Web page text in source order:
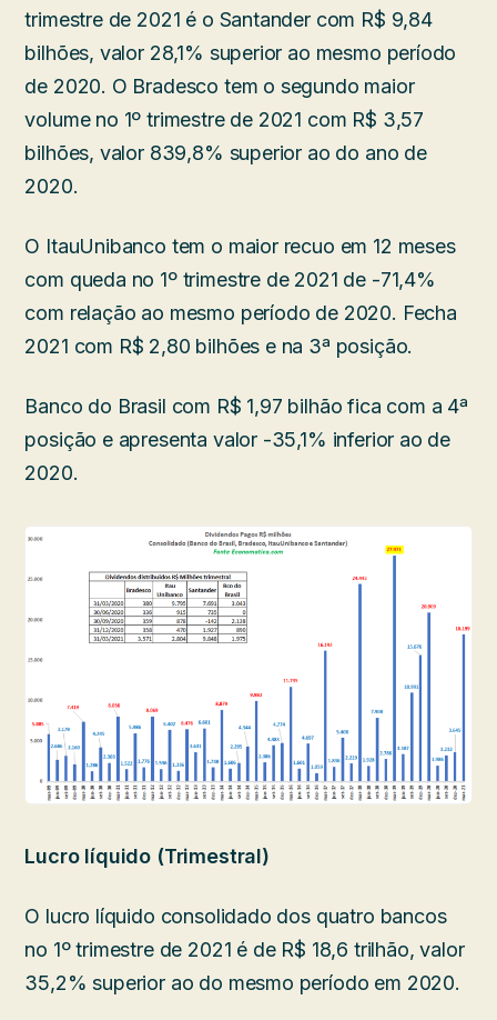
trimestre de 2021 é o Santander com R$ 9,84
bilhões, valor 28,1% superior ao mesmo período
de 2020. O Bradesco tem o segundo maior
volume no 1º trimestre de 2021 com R$ 3,57
bilhões, valor 839,8% superior ao do ano de
2020.
O ItauUnibanco tem o maior recuo em 12 meses
com queda no 1º trimestre de 2021 de -71,4%
com relação ao mesmo período de 2020. Fecha
2021 com R$ 2,80 bilhões e na 3ª posição.
Banco do Brasil com R$ 1,97 bilhão fica com a 4ª
posição e apresenta valor -35,1% inferior ao de
2020.
Lucro líquido (Trimestral)
O lucro líquido consolidado dos quatro bancos
no 1º trimestre de 2021 é de R$ 18,6 trilhão, valor
35,2% superior ao do mesmo período em 2020.